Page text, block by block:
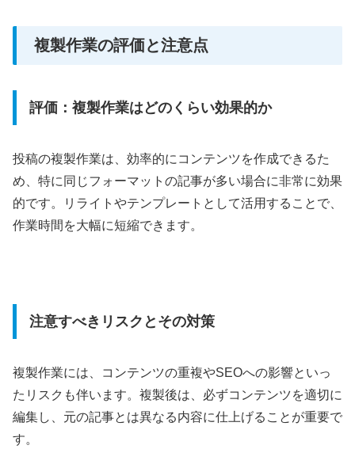
複製作業の評価と注意点
評価：複製作業はどのくらい効果的か
投稿の複製作業は、効率的にコンテンツを作成できるた
め、特に同じフォーマットの記事が多い場合に非常に効果
的です。リライトやテンプレートとして活用することで、
作業時間を大幅に短縮できます。
注意すべきリスクとその対策
複製作業には、コンテンツの重複やSEOへの影響といっ
たリスクも伴います。複製後は、必ずコンテンツを適切に
編集し、元の記事とは異なる内容に仕上げることが重要で
す。